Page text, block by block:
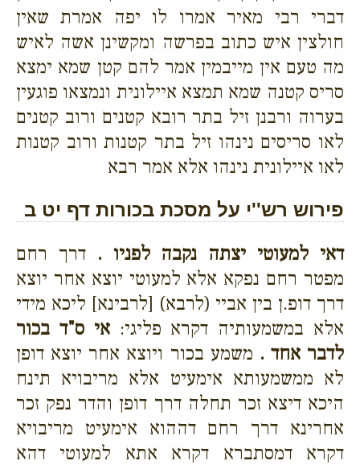
דברי רבי מאיר אמרו לו יפה אמרת שאין
חולצין איש כתוב בפרשה ומקשינן אשה לאיש
מה טעם אין מייבמין אמר להם קטן שמא ימצא
סריס קטנה שמא תמצא איילונית ונמצאו פוגעין
בערוה ורבנן זיל בתר רובא קטנים ורוב קטנים
לאו סריסים נינהו זיל בתר קטנות ורוב קטנות
לאו איילונית נינהו אלא אמר רבא
פירוש רש''י על מסכת בכורות דף יט ב
דאי למעוטי יצתה נקבה לפניו . דרך רחם
מפטר רחם נפקא אלא למעוטי יוצא אחר יוצא
דרך דופ.ן בין אביי (לרבא) [לרבינא] ליכא מידי
אלא במשמעותיה דקרא פליגי:אי ס"ד בכור
לדבר אחד . משמע בכור ויוצא אחר יוצא דופן
לא ממשמעותא אימעיט אלא מריבויא תינח
היכא דיצא זכר תחלה דרך דופן והדר נפק זכר
אחרינא דרך רחם דההוא אימעיט מריבויא
דקרא דמסתברא דקרא אתא למעוטי דהא